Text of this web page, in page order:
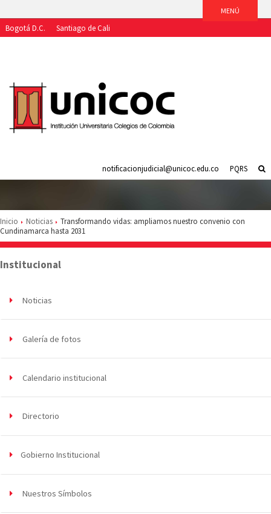
Bogotá D.C.
Santiago de Cali
PQRS
notificacionjudicial@unicoc.edu.co
Inicio Noticias
Transformando vidas: ampliamos nuestro convenio con
Cundinamarca hasta 2031
Institucional
Noticias
Galería de fotos
Calendario institucional
Directorio
Gobierno Institucional
Nuestros Símbolos